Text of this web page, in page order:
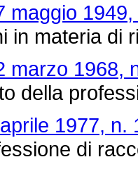
maggio
in materia di
marzo 1968,
della
1977, n.
di